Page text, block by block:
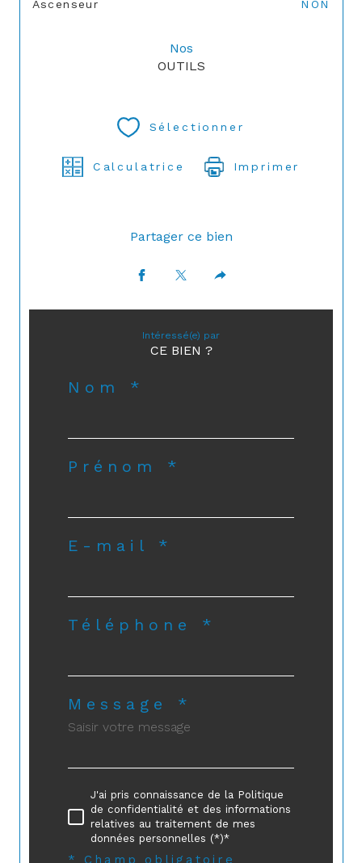
Ascenseur NON
Nos
OUTILS
Sélectionner
Calculatrice Imprimer
Partager ce bien
Intéressé(e) par
CE BIEN ?
Nom *
Prénom *
E-mail *
Téléphone *
Message *
J'ai pris connaissance de la Politique
de confidentialité et des informations
relatives au traitement de mes
données personnelles (*)*
* Champ obligatoire